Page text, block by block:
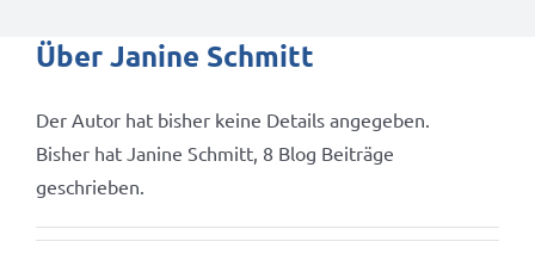
ÜberJanine Schmitt
Der Autor hat bisher keine Details angegeben.
Bisher hat Janine Schmitt, 8 Blog Beiträge
geschrieben.